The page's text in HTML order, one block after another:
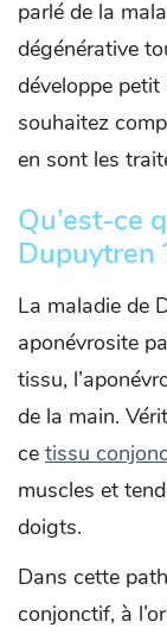
parlé de la
dégénérative
développe
souhaitez
en sont les
Qu’est-ce
Dupuytren
La maladie de
aponévrosite
tissu,
de la main.
ce tissu
muscles et
doigts.
Dans cette
conjonctif, à